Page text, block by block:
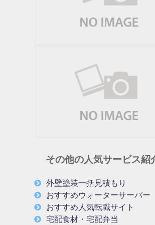
その他の人気サービス紹
外壁塗装一括見積もり
おすすめウォーターサーバー
おすすめ人気転職サイト
宅配食材・宅配弁当